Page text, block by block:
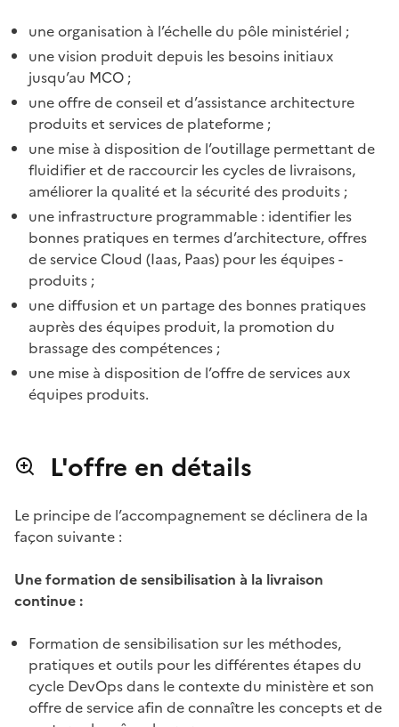
une organisation à l’échelle du pôle ministériel ;
une vision produit depuis les besoins initiaux
jusqu’au MCO ;
une offre de conseil et d’assistance architecture
produits et services de plateforme ;
une mise à disposition de l’outillage permettant de
fluidifier et de raccourcir les cycles de livraisons,
améliorer la qualité et la sécurité des produits ;
une infrastructure programmable : identifier les
bonnes pratiques en termes d’architecture, offres
de service Cloud (Iaas, Paas) pour les équipes -
produits ;
une diffusion et un partage des bonnes pratiques
auprès des équipes produit, la promotion du
brassage des compétences ;
une mise à disposition de l’offre de services aux
équipes produits.
L'offre en détails
Le principe de l’accompagnement se déclinera de la
façon suivante :
Une formation de sensibilisation à la livraison
continue :
Formation de sensibilisation sur les méthodes,
pratiques et outils pour les différentes étapes du
cycle DevOps dans le contexte du ministère et son
offre de service afin de connaître les concepts et de